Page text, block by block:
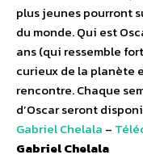
plus jeunes pourront
du monde. Qui est
ans (qui ressemble
curieux de la planète
rencontre. Chaque
d’Oscar seront
Gabriel Chelala –
Gabriel Chelala